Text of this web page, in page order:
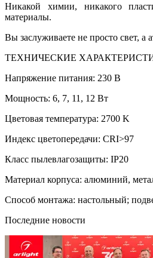
Никакой химии, никакого
материалы.
Вы заслуживаете не просто свет, а
ТЕХНИЧЕСКИЕ
Напряжение питания: 230 В
Мощность: 6, 7, 11, 12 Вт
Цветовая температура: 2700 K
Индекс цветопередачи: CRI>97
Класс пылевлагозащиты: IP20
Материал корпуса: алюминий,
Способ монтажа: настольный;
Последние новости